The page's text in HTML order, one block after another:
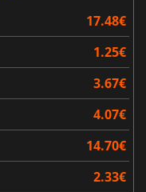
17.48€
1.25€
3.67€
4.07€
14.70€
2.33€